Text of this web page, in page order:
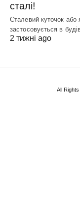
сталі!
Сталевий куточок або
застосовується в
2 тижні ago
All